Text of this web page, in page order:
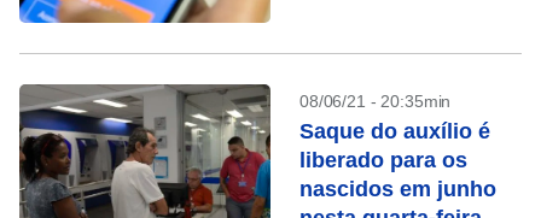
08/06/21 - 20:35min
Saque do auxílio é
liberado para os
nascidos em junho